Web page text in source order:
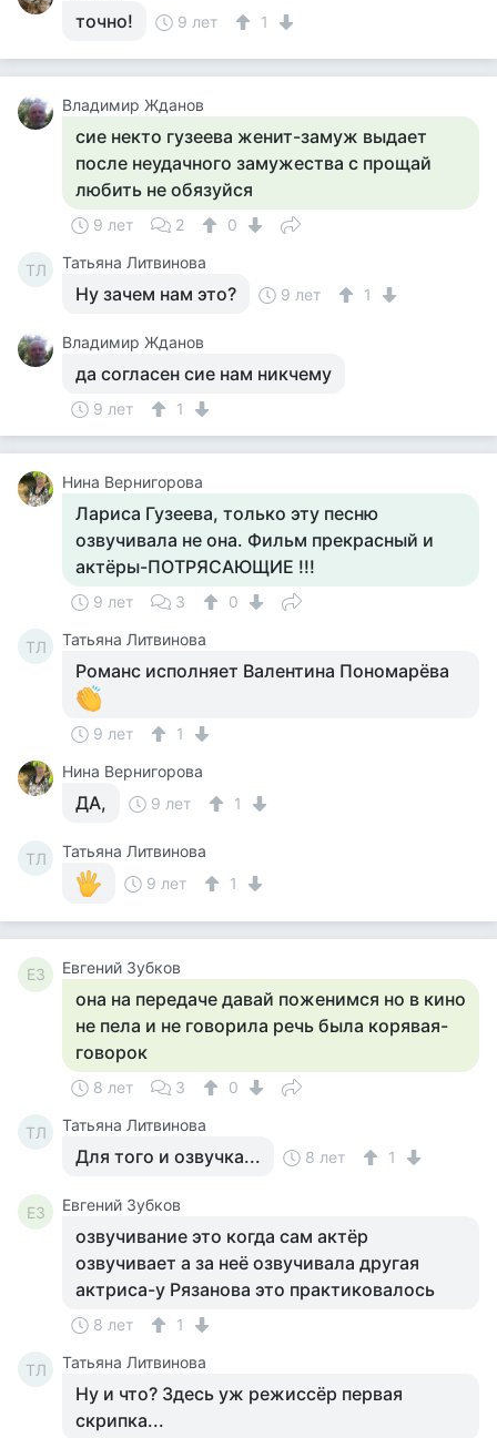
точно! 9 лет 1
Владимир Жданов
сие некто гузеева женит-замуж выдает
после неудачного замужества с прощай
любить не обязуйся
9 лет 2 0
ТЛ Татьяна Литвинова
Ну зачем нам это? 9 лет 1
Владимир Жданов
да согласен сие нам никчему
9 лет 1
Нина Вернигорова
Лариса Гузеева, только эту песню
озвучивала не она. Фильм прекрасный и
актёры-ПОТРЯСАЮЩИЕ !!!
9 лет 3 0
ТЛ Татьяна Литвинова
Романс исполняет Валентина Пономарёва
9 лет
1
Нина Вернигорова
ДА, 9 лет 1
ТЛ
Татьяна Литвинова
9 лет
1
ЕЗ Евгений Зубков
она на передаче давай поженимся но в кино
не пела и не говорила речь была корявая-
говорок
8 лет 3 0
ТЛ Татьяна Литвинова
Для того и озвучка... 8 лет 1
ЕЗ Евгений Зубков
озвучивание это когда сам актёр
озвучивает а за неё озвучивала другая
актриса-у Рязанова это практиковалось
8 лет 1
ТЛ Татьяна Литвинова
Ну и что? Здесь уж режиссёр первая
скрипка...